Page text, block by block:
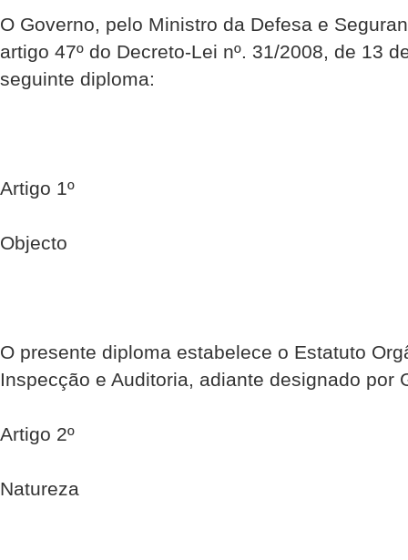
O Governo, pelo Ministro da Defesa e
artigo 47º do Decreto-Lei nº. 31/2008, de 13
seguinte diploma:
Artigo 1º
Objecto
O presente diploma estabelece o Estatuto
Inspecção e Auditoria, adiante designado por
Artigo 2º
Natureza